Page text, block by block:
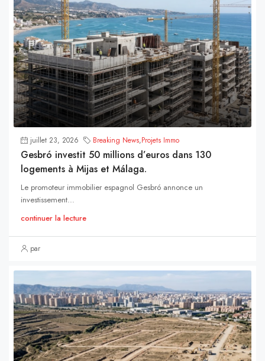
juillet 23, 2026 Breaking News,Projets Immo
Gesbró investit 50 millions d’euros dans 130
logements à Mijas et Málaga.
Le promoteur immobilier espagnol Gesbró annonce un
investissement...
continuer la lecture
par